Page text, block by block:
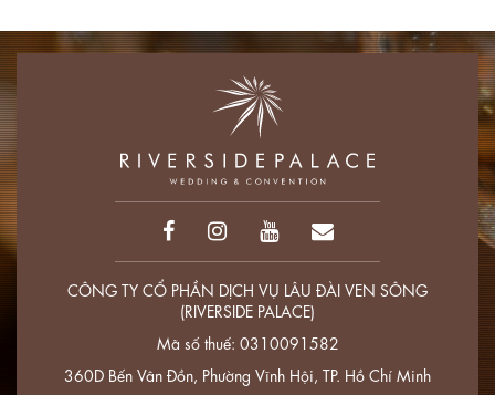
CÔNG TY CỔ PHẦN DỊCH VỤ LÂU ĐÀI VEN SÔNG
(RIVERSIDE PALACE)
Mã số thuế: 0310091582
360D Bến Vân Đồn, Phường Vĩnh Hội, TP. Hồ Chí Minh